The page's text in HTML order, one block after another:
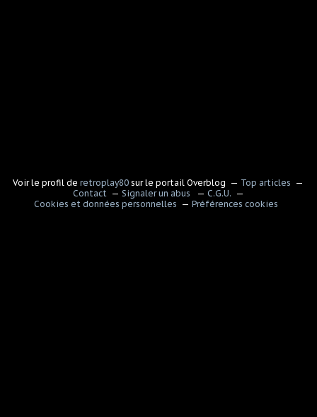
Voir le profil deretroplay80 sur le portail Overblog
Top articles
Contact
Signaler un abus
C.G.U.
Cookies et données personnelles
Préférences cookies